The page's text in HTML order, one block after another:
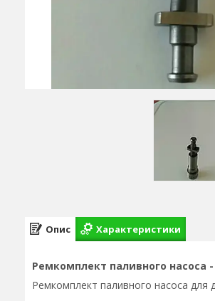
Опис Характеристики
Ремкомплект паливного насоса -
Ремкомплект паливного насоса для